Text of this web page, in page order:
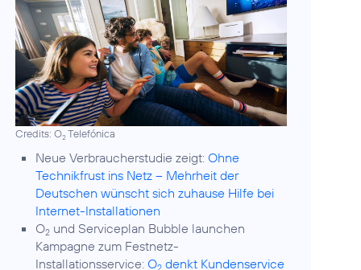
Credits: O2Telefónica
Neue Verbraucherstudie zeigt:Ohne
Technikfrust ins Netz – Mehrheit der
Deutschen wünscht sich zuhause Hilfe bei
Internet-Installationen
O2 und Serviceplan Bubble launchen
Kampagne zum Festnetz-
Installationsservice:O denkt Kundenservice